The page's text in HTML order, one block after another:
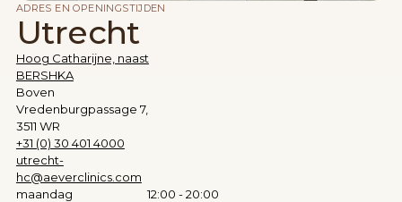
ADRES EN OPENINGSTIJDEN
Utrecht
Hoog Catharijne, naast
BERSHKA
Boven
Vredenburgpassage 7,
3511 WR
+31 (0) 30 401 4000
utrecht-
hc@aeverclinics.com
maandag
12:00 - 20:00